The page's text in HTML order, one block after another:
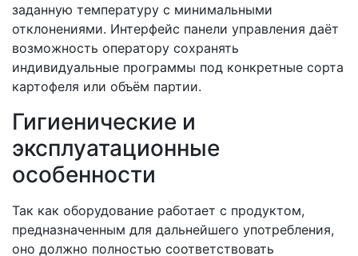
заданную температуру с минимальными
отклонениями. Интерфейс панели управления даёт
возможность оператору сохранять
индивидуальные программы под конкретные сорта
картофеля или объём партии.
Гигиенические и
эксплуатационные
особенности
Так как оборудование работает с продуктом,
предназначенным для дальнейшего употребления,
оно должно полностью соответствовать